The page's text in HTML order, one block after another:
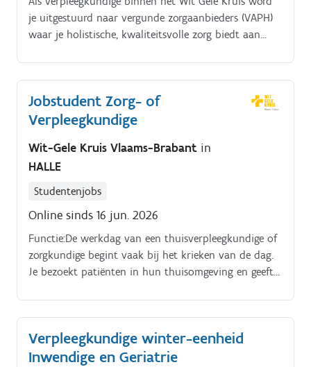
je uitgestuurd naar vergunde zorgaanbieders (VAPH)
waar je holistische, kwaliteitsvolle zorg biedt aan
verpleegtechnische zorgen.
Jobstudent Zorg- of
Verpleegkundige
Wit-Gele Kruis Vlaams-Brabant in
HALLE
Studentenjobs
Online sinds 16 jun. 2026
Functie:De werkdag van een thuisverpleegkundige of
zorgkundige begint vaak bij het krieken van de dag.
Je bezoekt patiënten in hun thuisomgeving en geeft
medicatie, hygiënische verzorging) en als
verpleegkundige voer je zelfstandig verpleegkundige
taken uit.
Verpleegkundige winter-eenheid
Inwendige en Geriatrie